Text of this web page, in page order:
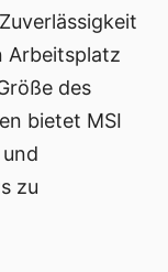
Arbeitsplatz
des
bietet MSI
zu